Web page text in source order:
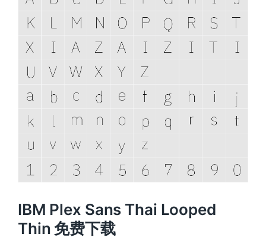
IBM Plex Sans Thai Looped
Thin 免费下载